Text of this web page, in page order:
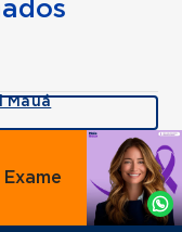
Mauá
Agende
por
Whatsapp